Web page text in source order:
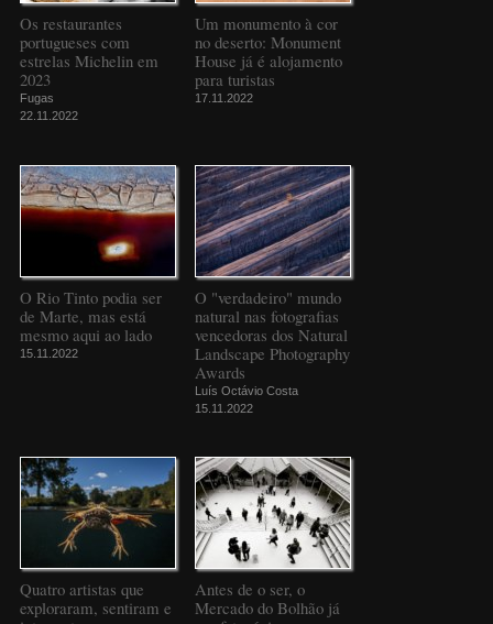
Os restaurantes
portugueses com
estrelas Michelin em
2023
Fugas
22.11.2022
Um monumento à cor
no deserto: Monument
House já é alojamento
para turistas
17.11.2022
O Rio Tinto podia ser
de Marte, mas está
mesmo aqui ao lado
15.11.2022
O "verdadeiro" mundo
natural nas fotografias
vencedoras dos Natural
Landscape Photography
Awards
Luís Octávio Costa
15.11.2022
Quatro artistas que
exploraram, sentiram e
Antes de o ser, o
Mercado do Bolhão já